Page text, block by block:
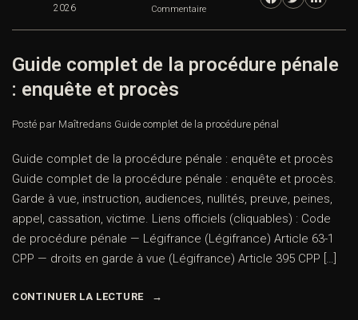
2026 Commentaire
Guide complet de la procédure pénale
: enquête et procès
Posté par Maîtredans Guide complet de la procédure pénal
Guide complet de la procédure pénale : enquête et procès
Guide complet de la procédure pénale : enquête et procès.
Garde à vue, instruction, audiences, nullités, preuve, peines,
appel, cassation, victime. Liens officiels (cliquables) : Code
de procédure pénale — Légifrance (Légifrance) Article 63-1
CPP — droits en garde à vue (Légifrance) Article 395 CPP […]
CONTINUER LA LECTURE